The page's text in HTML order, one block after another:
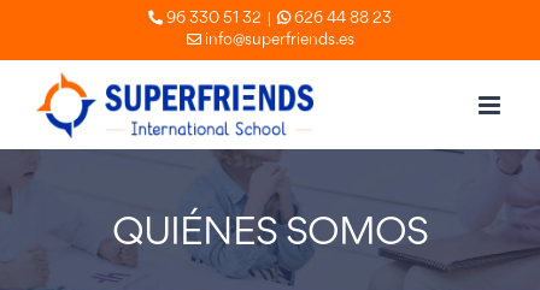
to
content
96 330 51 32 |
626 44 88 23
info@superfriends.es
QUIÉNES SOMOS